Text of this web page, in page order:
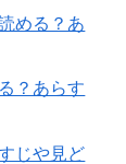
める？あ
？あらす
じや見ど